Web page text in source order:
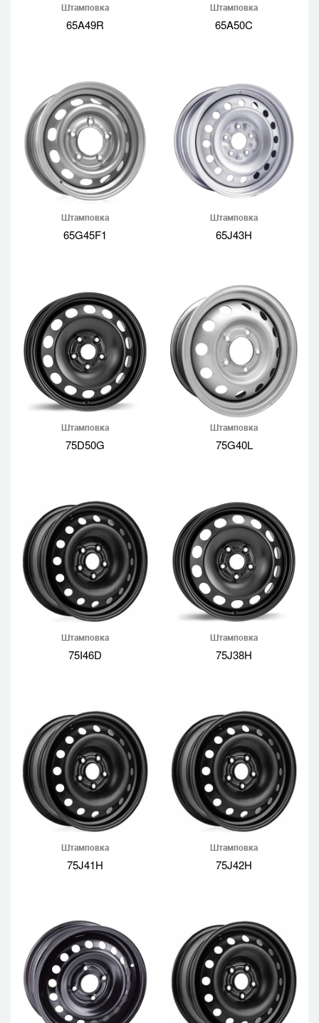
Штамповка
65A49R
Штамповка
65A50C
Штамповка
65G45F1
Штамповка
65J43H
Штамповка
75D50G
Штамповка
75G40L
Штамповка
75I46D
Штамповка
75J38H
Штамповка
75J41H
Штамповка
75J42H